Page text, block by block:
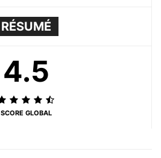
RÉSUMÉ
4.5
SCORE GLOBAL